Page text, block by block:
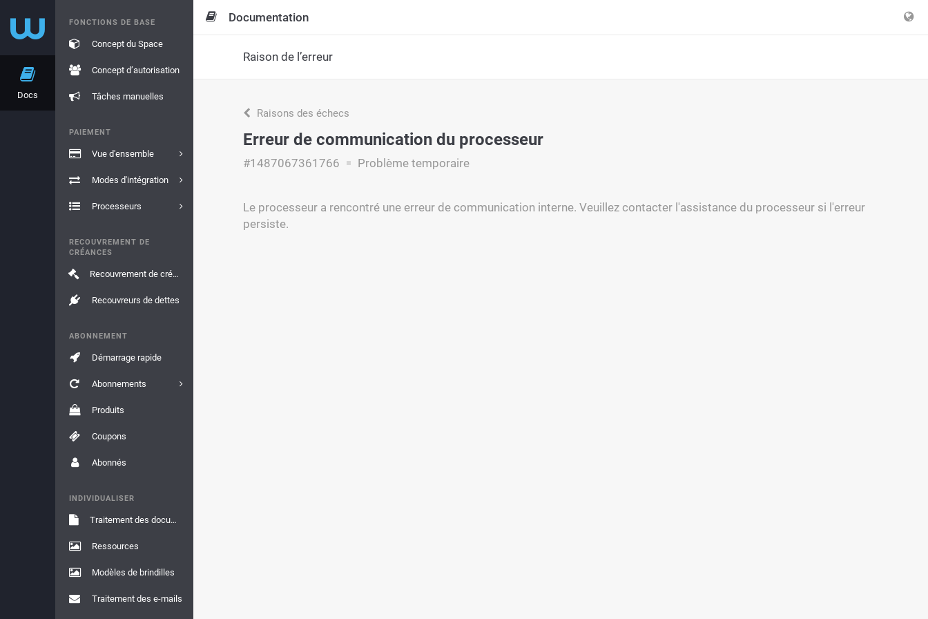
Docs
FONCTIONS DE BASE
Concept du Space
Concept d’autorisation
Tâches manuelles
PAIEMENT
Vue d'ensemble
Modes d'intégration
Processeurs
RECOUVREMENT DE
CRÉANCES
Recouvrement de créances
Recouvreurs de dettes
ABONNEMENT
Démarrage rapide
Abonnements
Produits
Coupons
Abonnés
INDIVIDUALISER
Traitement des documents
Ressources
Modèles de brindilles
Traitement des e-mails
Documentation
Raison de l’erreur
Raisons des échecs
Erreur de communication du processeur
#1487067361766 Problème temporaire
Le processeur a rencontré une erreur de communication interne. Veuillez contacter l'assistance du processeur si l'erreur
persiste.